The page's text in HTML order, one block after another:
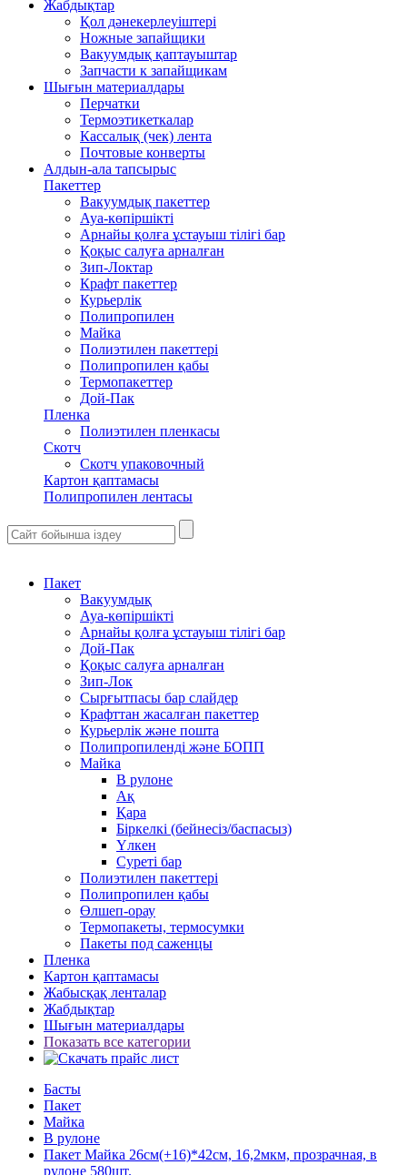
Жабдықтар
Қол дәнекерлеуіштері
Ножные запайщики
Вакуумдық қаптауыштар
Запчасти к запайщикам
Шығын материалдары
Перчатки
Термоэтикеткалар
Кассалық (чек) лента
Почтовые конверты
Алдын-ала тапсырыс
Пакеттер
Вакуумдық пакеттер
Ауа-көпіршікті
Арнайы қолға ұстауыш тілігі бар
Қоқыс салуға арналған
Зип-Локтар
Крафт пакеттер
Курьерлік
Полипропилен
Майка
Полиэтилен пакеттері
Полипропилен қабы
Термопакеттер
Дой-Пак
Пленка
Полиэтилен пленкасы
Скотч
Скотч упаковочный
Картон қаптамасы
Полипропилен лентасы
Пакет
Вакуумдық
Ауа-көпіршікті
Арнайы қолға ұстауыш тілігі бар
Дой-Пак
Қоқыс салуға арналған
Зип-Лок
Сырғытпасы бар слайдер
Крафттан жасалған пакеттер
Курьерлік және пошта
Полипропиленді және БОПП
Майка
В рулоне
Ақ
Қара
Біркелкі (бейнесіз/баспасыз)
Үлкен
Суреті бар
Полиэтилен пакеттері
Полипропилен қабы
Өлшеп-орау
Термопакеты, термосумки
Пакеты под саженцы
Пленка
Картон қаптамасы
Жабысқақ ленталар
Жабдықтар
Шығын материалдары
Показать все категории
Басты
Пакет
Майка
В рулоне
Пакет Майка 26см(+16)*42см, 16,2мкм, прозрачная, в
рулоне 580шт.